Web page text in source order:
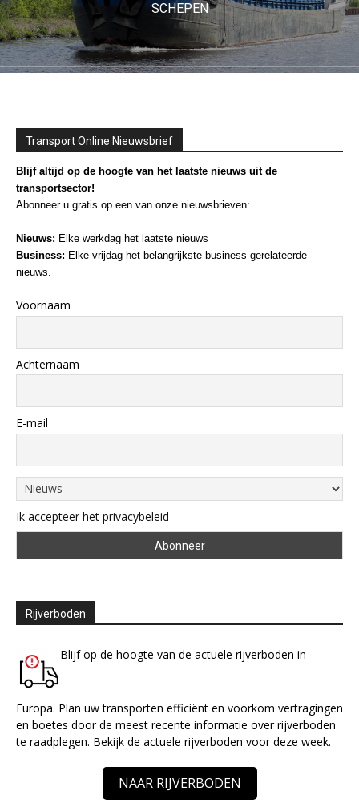
SCHEPEN
Transport Online Nieuwsbrief
Blijf altijd op de hoogte van het laatste nieuws uit de
transportsector!
Abonneer u gratis op een van onze nieuwsbrieven:
Nieuws: Elke werkdag het laatste nieuws
Business: Elke vrijdag het belangrijkste business-gerelateerde
nieuws.
Voornaam
Achternaam
E-mail
Ik accepteer het privacybeleid
Rijverboden
Blijf op de hoogte van de actuele rijverboden in
Europa. Plan uw transporten efficiënt en voorkom vertragingen
en boetes door de meest recente informatie over rijverboden
te raadplegen. Bekijk de actuele rijverboden voor deze week.
NAAR RIJVERBODEN